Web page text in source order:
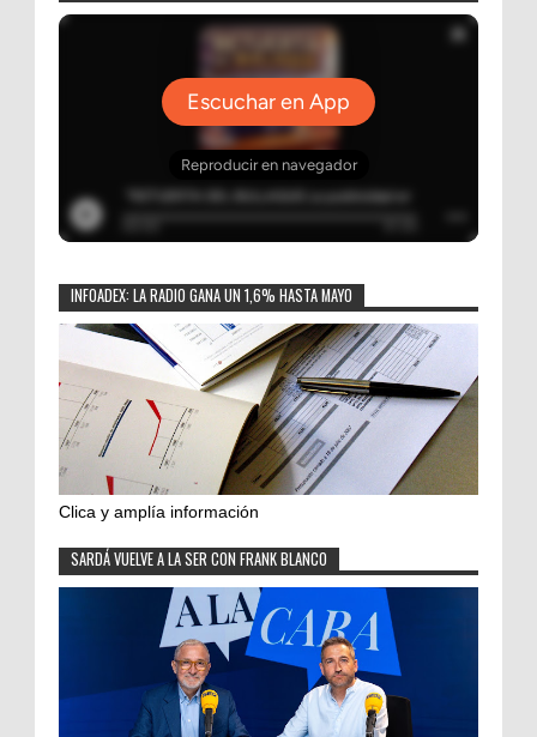
INFOADEX: LA RADIO GANA UN 1,6% HASTA MAYO
Clica y amplía información
SARDÁ VUELVE A LA SER CON FRANK BLANCO